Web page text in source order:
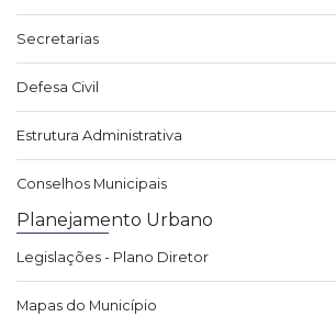
Secretarias
Defesa Civil
Estrutura Administrativa
Conselhos Municipais
Planejamento Urbano
Legislações - Plano Diretor
Mapas do Município